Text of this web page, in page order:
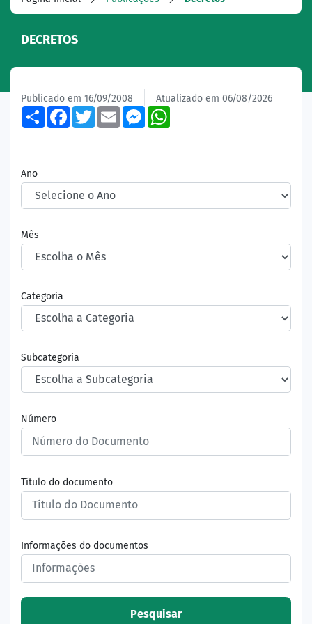
DECRETOS
Publicado em 16/09/2008 Atualizado em 06/08/2026
ShareFacebook
TwitterEmailMessenger
Ano
Mês
Categoria
Subcategoria
Número
Título do documento
Informações do documentos
Pesquisar